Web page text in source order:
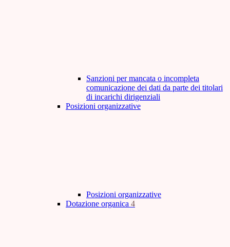
Sanzioni per mancata o incompleta
comunicazione dei dati da parte dei titolari
di incarichi dirigenziali
Posizioni organizzative
Posizioni organizzative
Dotazione organica 4